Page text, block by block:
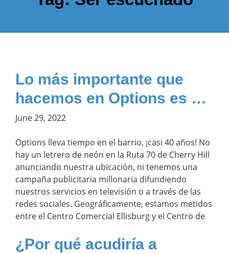
Lo más importante que
hacemos en Options es …
June 29, 2022
Options lleva tiempo en el barrio, ¡casi 40 años! No
hay un letrero de neón en la Ruta 70 de Cherry Hill
anunciando nuestra ubicación, ni tenemos una
campaña publicitaria millonaria difundiendo
nuestros servicios en televisión o a través de las
redes sociales. Geográficamente, estamos metidos
entre el Centro Comercial Ellisburg y el Centro de
¿Por qué acudiría a